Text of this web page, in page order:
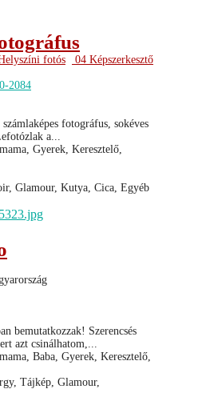
fotós
04 Képszerkesztő
2084
fotográfus, sokéves
a...
Gyerek, Keresztelő,
Glamour, Kutya, Cica, Egyéb
bemutatkozzak! Szerencsés
azt csinálhatom,...
Baba, Gyerek, Keresztelő,
Tájkép, Glamour,